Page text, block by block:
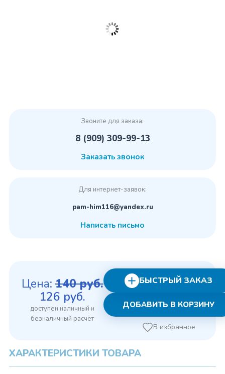
Звоните для заказа:
8 (909) 309-99-13
Заказать звонок
Для интернет-заявок:
pam-him116@yandex.ru
Написать письмо
Цена: 140руб.
Первоначальная
цена
составляла
126 руб. Текущая
цена:
126 руб..
ДОБАВИТЬ В КОРЗИНУ
БЫСТРЫЙ ЗАКАЗ
В избранное
ХАРАКТЕРИСТИКИ ТОВАРА